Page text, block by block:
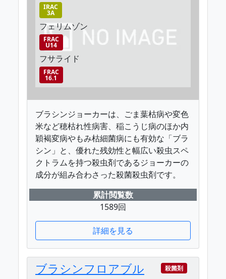
IRAC
3A
フェリムゾン
FRAC
U14
フサライド
FRAC
16.1
ブラシンジョーカーは、ごま葉枯病や変色
米など穂枯れ性病害、稲こうじ病のほか内
穎褐変病やもみ枯細菌病にも有効な「ブラ
シン」と、優れた残効性と幅広い殺虫スペ
クトラムを持つ殺虫剤であるジョーカーの
成分が組み合わさった殺菌殺虫剤です。
累計閲覧数
1589回
詳細を見る
ブラシンフロアブル 殺菌剤